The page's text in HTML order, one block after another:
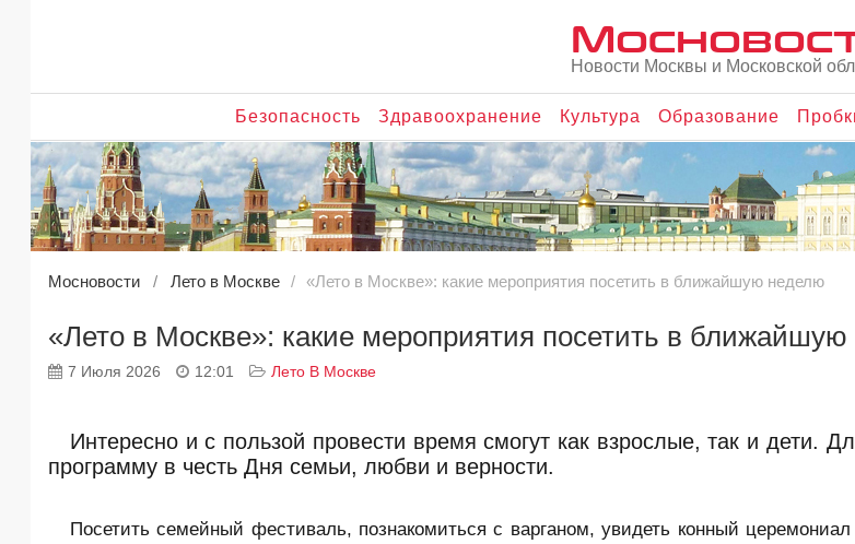
Новости Москвы и Московской
Безопасность Здравоохранение Культура Образование
Мосновости Лето в Москве «Лето в Москве»: какие мероприятия посетить в ближайшую неделю
«Лето в Москве»: какие мероприятия посетить в
7 Июля 2026 12:01 Лето В Москве
Интересно и с пользой провести время смогут как взрослые, так и дети.
программу в честь Дня семьи, любви и верности.
Посетить семейный фестиваль, познакомиться с варганом, увидеть конный